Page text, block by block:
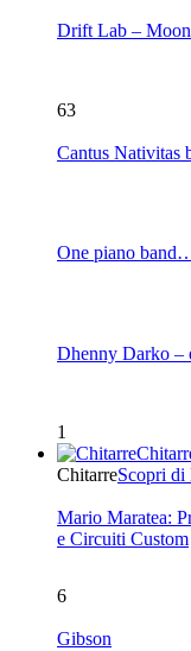
Drift Lab –
63
One piano
Dhenny Darko –
1
ChitarreScopri di
Mario Maratea:
e Circuiti Custom
6
Gibson